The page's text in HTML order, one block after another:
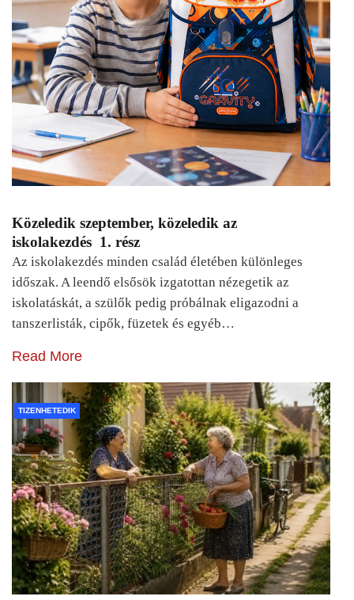
Közeledik szeptember, közeledik az
iskolakezdés 1. rész
Az iskolakezdés minden család életében különleges
időszak. A leendő elsősök izgatottan nézegetik az
iskolatáskát, a szülők pedig próbálnak eligazodni a
tanszerlisták, cipők, füzetek és egyéb…
Read More
TIZENHETEDIK